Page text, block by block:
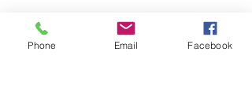
Phone Email Facebook